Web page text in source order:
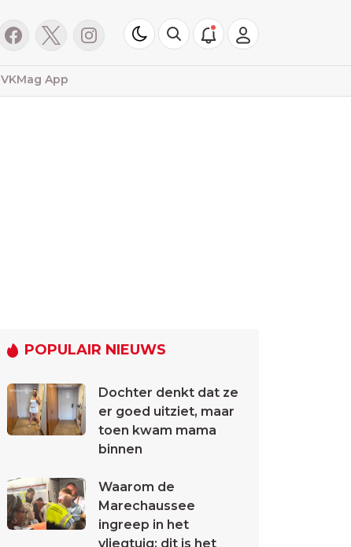
VKMag App
POPULAIR NIEUWS
Dochter denkt dat ze
er goed uitziet, maar
toen kwam mama
binnen
Waarom de
Marechaussee
ingreep in het
vliegtuig: dit is het